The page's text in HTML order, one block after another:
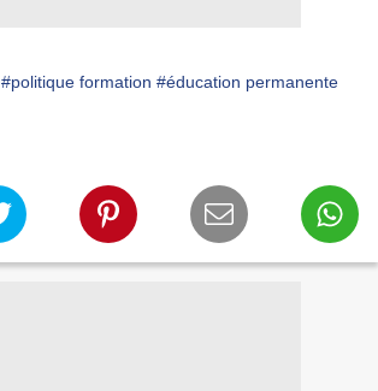
#politique formation #éducation permanente